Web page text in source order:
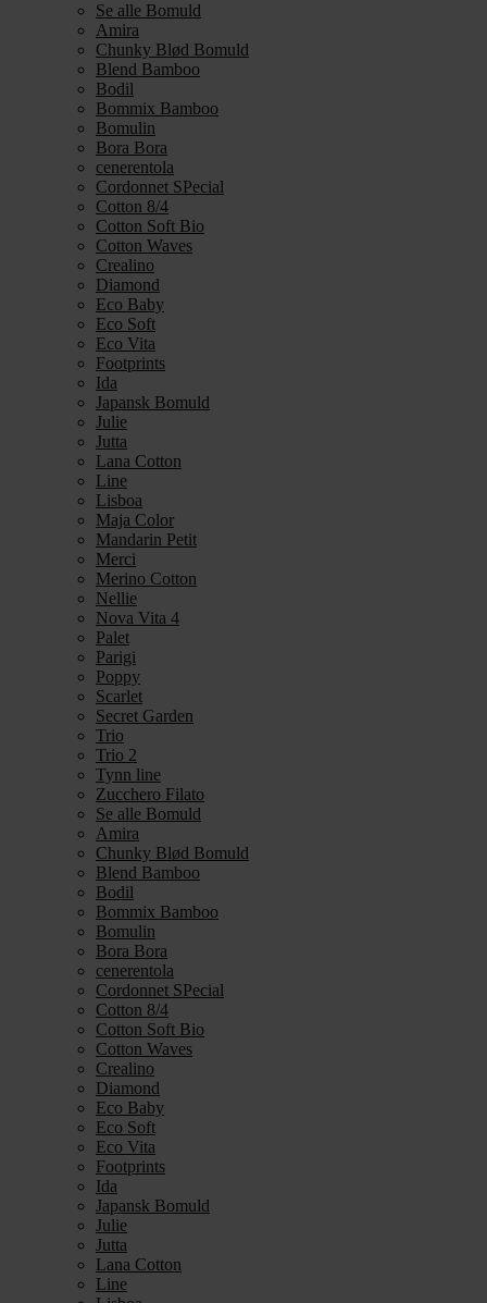
Se alle Bomuld
Amira
Chunky Blød Bomuld
Blend Bamboo
Bodil
Bommix Bamboo
Bomulin
Bora Bora
cenerentola
Cordonnet SPecial
Cotton 8/4
Cotton Soft Bio
Cotton Waves
Crealino
Diamond
Eco Baby
Eco Soft
Eco Vita
Footprints
Ida
Japansk Bomuld
Julie
Jutta
Lana Cotton
Line
Lisboa
Maja Color
Mandarin Petit
Merci
Merino Cotton
Nellie
Nova Vita 4
Palet
Parigi
Poppy
Scarlet
Secret Garden
Trio
Trio 2
Tynn line
Zucchero Filato
Se alle Bomuld
Amira
Chunky Blød Bomuld
Blend Bamboo
Bodil
Bommix Bamboo
Bomulin
Bora Bora
cenerentola
Cordonnet SPecial
Cotton 8/4
Cotton Soft Bio
Cotton Waves
Crealino
Diamond
Eco Baby
Eco Soft
Eco Vita
Footprints
Ida
Japansk Bomuld
Julie
Jutta
Lana Cotton
Line